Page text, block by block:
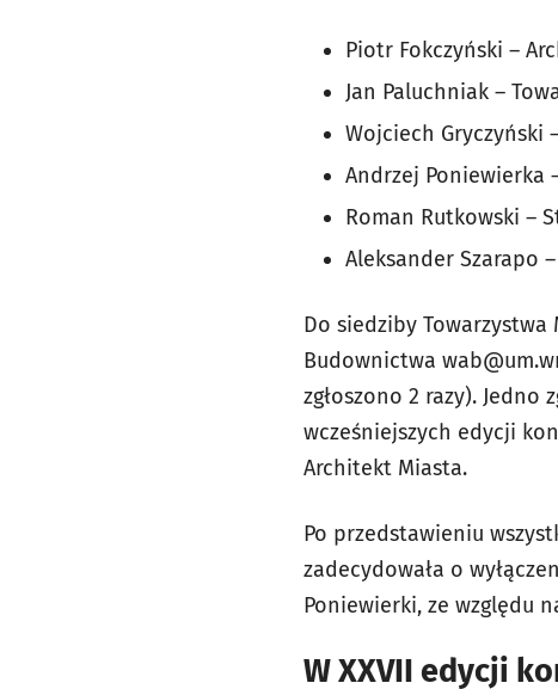
Piotr Fokczyński –
Jan Paluchniak –
Wojciech Gryczyński
Andrzej Poniewierka
Roman Rutkowski –
Aleksander Szarapo
Do siedziby Towarzystwa
Budownictwa
zgłoszono 2 razy).
wcześniejszych edycji
Architekt Miasta.
Po przedstawieniu
zadecydowała o
Poniewierki, ze względu
W XXVII edycji